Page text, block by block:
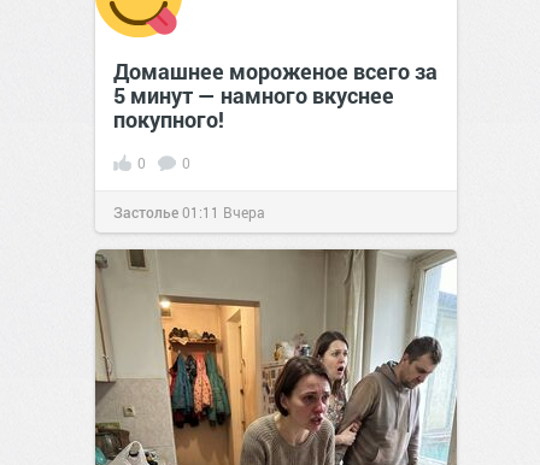
Домашнее мороженое всего за
5 минут — намного вкуснее
покупного!
0 0
Застолье01:11 Вчера